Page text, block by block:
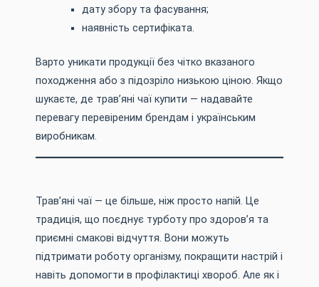
дату збору та фасування;
наявність сертифіката.
Варто уникати продукції без чітко вказаного
походження або з підозріло низькою ціною. Якщо
шукаєте, де трав’яні чаї купити — надавайте
перевагу перевіреним брендам і українським
виробникам.
Трав’яні чаї — це більше, ніж просто напій. Це
традиція, що поєднує турботу про здоров’я та
приємні смакові відчуття. Вони можуть
підтримати роботу організму, покращити настрій і
навіть допомогти в профілактиці хвороб. Але як і